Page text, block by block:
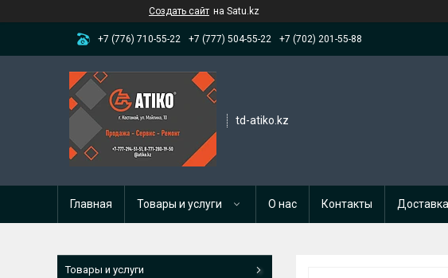
Создать сайт на Satu.kz
+7 (776) 710-55-22 +7 (777) 504-55-22 +7 (702) 201-55-88
td-atiko.kz
Главная Товары и услуги О нас Контакты
Товары и услуги